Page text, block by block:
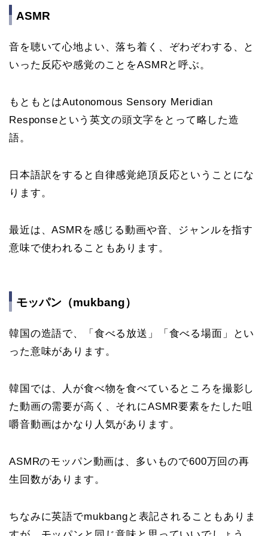
ASMR
音を聴いて心地よい、落ち着く、ぞわぞわする、と
いった反応や感覚のことをASMRと呼ぶ。
もともとはAutonomous Sensory Meridian
Responseという英文の頭文字をとって略した造
語。
日本語訳をすると自律感覚絶頂反応ということにな
ります。
最近は、ASMRを感じる動画や音、ジャンルを指す
意味で使われることもあります。
モッパン（mukbang）
韓国の造語で、「食べる放送」「食べる場面」とい
った意味があります。
韓国では、人が食べ物を食べているところを撮影し
た動画の需要が高く、それにASMR要素をたした咀
嚼音動画はかなり人気があります。
ASMRのモッパン動画は、多いもので600万回の再
生回数があります。
ちなみに英語でmukbangと表記されることもありま